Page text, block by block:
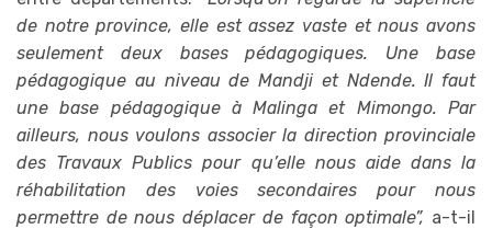
de notre province, elle est assez vaste et nous avons
seulement deux bases pédagogiques. Une base
pédagogique au niveau de Mandji et Ndende. Il faut
une base pédagogique à Malinga et Mimongo. Par
ailleurs, nous voulons associer la direction provinciale
des Travaux Publics pour qu’elle nous aide dans la
réhabilitation des voies secondaires pour nous
permettre de nous déplacer de façon optimale”, a-t-il